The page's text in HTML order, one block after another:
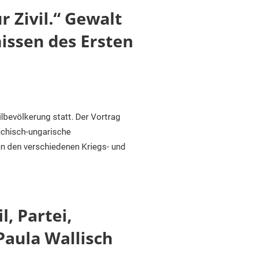
Zivil.“ Gewalt
des Ersten
statt. Der Vortrag
ungarische
den verschiedenen Kriegs- und
Partei,
Wallisch